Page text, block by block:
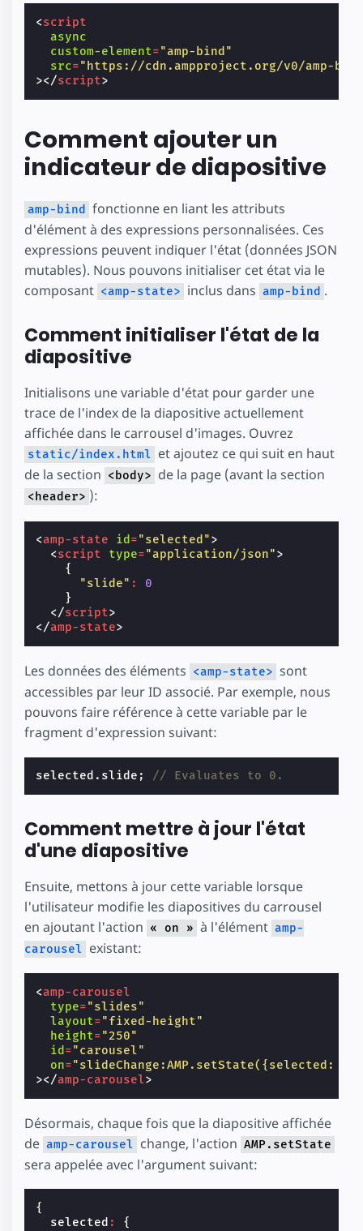
<script
async
custom-element="amp-bind"
src="https://cdn.ampproject.org/v0/amp-
></script>
Comment ajouter un
indicateur de diapositive
amp-bind
fonctionne en liant les attributs
d'élément à des expressions personnalisées. Ces
expressions peuvent indiquer l'état (données JSON
mutables). Nous pouvons initialiser cet état via le
composant <amp-state> inclus dans amp-bind .
Comment initialiser l'état de la
diapositive
Initialisons une variable d'état pour garder une
trace de l'index de la diapositive actuellement
affichée dans le carrousel d'images. Ouvrez
static/index.html et ajoutez ce qui suit en haut
de la section <body> de la page (avant la section
<header> ):
<amp-state id ="selected">
<script type="application/json">
{
"slide" :
0
}
</script>
</amp-state>
Les données des éléments <amp-state> sont
accessibles par leur ID associé. Par exemple, nous
pouvons faire référence à cette variable par le
fragment d'expression suivant:
selected . slide ; // Evaluates to 0.
Comment mettre à jour l'état
d'une diapositive
Ensuite, mettons à jour cette variable lorsque
l'utilisateur modifie les diapositives du carrousel
en ajoutant l'action « on » à l'élément amp-
carousel existant:
<amp-carousel
type="slides"
layout="fixed-height"
height="250"
id ="carousel"
on="slideChange:AMP.setState({selected:
></amp-carousel>
Désormais, chaque fois que la diapositive affichée
de amp-carousel change, l'action AMP.setState
sera appelée avec l'argument suivant:
{
selected :
{